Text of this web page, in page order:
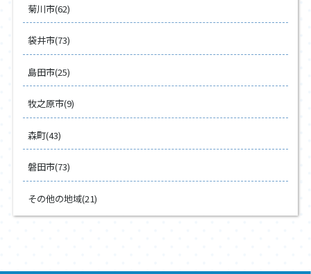
菊川市(62)
袋井市(73)
島田市(25)
牧之原市(9)
森町(43)
磐田市(73)
その他の地域(21)